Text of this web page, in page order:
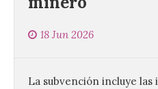
18 Jun 2026
La subvención incluye
volando a Islandia y
6 Ago 2026